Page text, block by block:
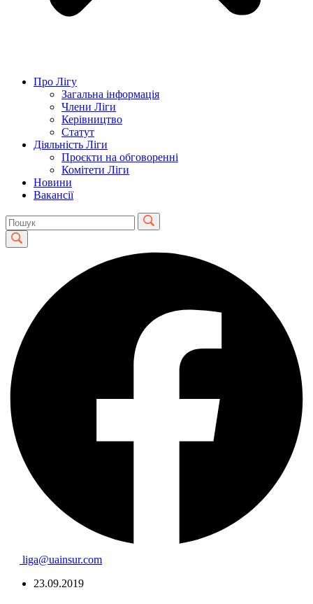
Про Лігу
Загальна інформація
Члени Ліги
Керівництво
Статут
Діяльність Ліги
Проєкти на обговоренні
Комітети Ліги
Новини
Вакансії
liga@uainsur.com
23.09.2019